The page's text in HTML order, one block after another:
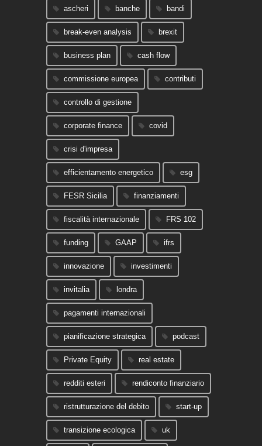
ascheri banche bandi
break-even analysis brexit
business plan cash flow
commissione europea contributi
controllo di gestione
corporate finance covid
crisi d'impresa
efficientamento energetico esg
FESR Sicilia finanziamenti
fiscalità internazionale FRS 102
funding GAAP ifrs
innovazione investimenti
invitalia londra
pagamenti internazionali
pianificazione strategica podcast
Private Equity real estate
redditi esteri rendiconto finanziario
ristrutturazione del debito start-up
transizione ecologica uk